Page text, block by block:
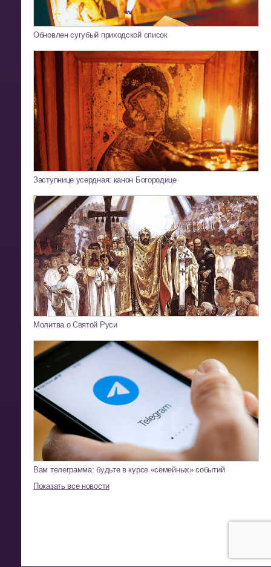
Обновлен сугубый приходской список
Заступнице усердная: канон Богородице
Молитва о Святой Руси
Вам телеграмма: будьте в курсе «семейных» событий
Показать все новости